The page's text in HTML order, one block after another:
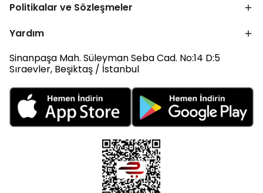
Politikalar ve Sözleşmeler
Yardım
Sinanpaşa Mah. Süleyman Seba Cad. No:14 D:5
Sıraevler, Beşiktaş / İstanbul